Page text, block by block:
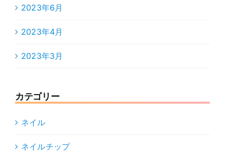
2023年6月
2023年4月
2023年3月
カテゴリー
ネイル
ネイルチップ